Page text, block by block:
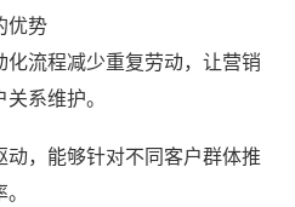
优势
化流程减少重复劳动，让营销
系维护。
动，能够针对不同客户群体推